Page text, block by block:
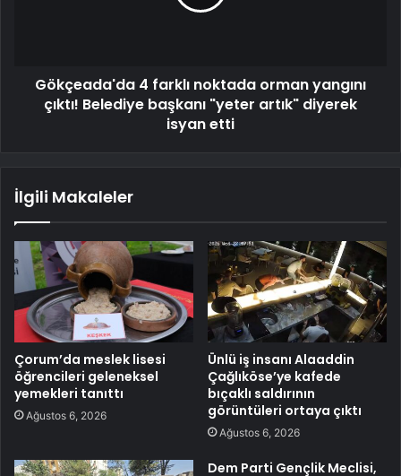
Gökçeada'da 4 farklı noktada orman yangını
çıktı! Belediye başkanı "yeter artık" diyerek
isyan etti
İlgili Makaleler
Çorum’da meslek lisesi
öğrencileri geleneksel
yemekleri tanıttı
Ağustos 6, 2026
Ünlü iş insanı Alaaddin
Çağlıköse’ye kafede
bıçaklı saldırının
görüntüleri ortaya çıktı
Ağustos 6, 2026
Dem Parti Gençlik Meclisi,